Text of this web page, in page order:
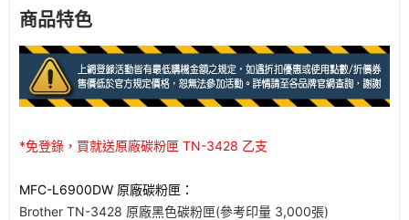
商品特色
*免登錄，買就送原廠碳粉匣 TN-3428 乙支
MFC-L6900DW 原廠碳粉匣：
Brother TN-3428 原廠黑色碳粉匣(參考印量 3,000張)